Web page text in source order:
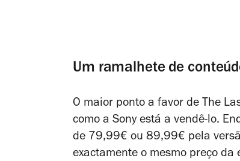
Um ramalhete de
O maior ponto a favor de The
como a Sony está a vendê-lo.
de 79,99€ ou 89,99€ pela
exactamente o mesmo preço